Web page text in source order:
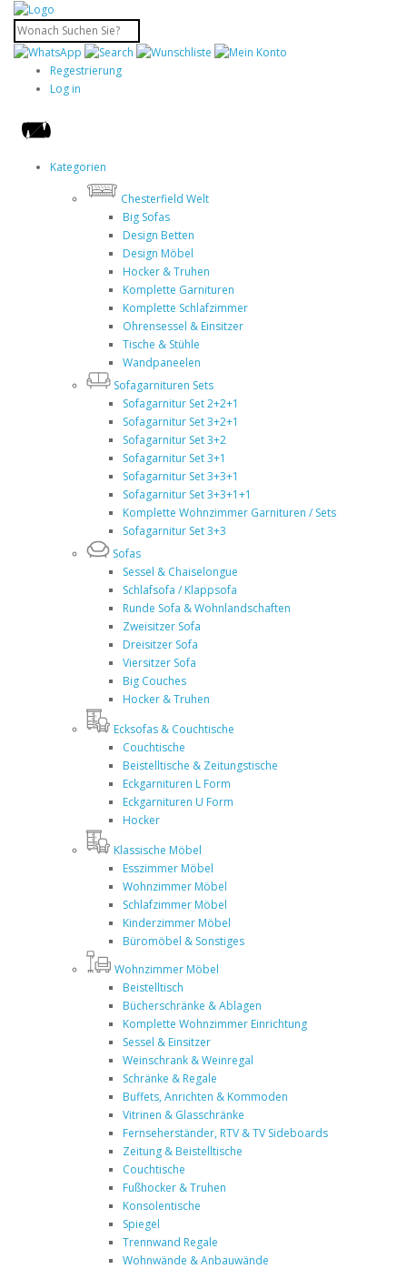
Regestrierung
Log in
Kategorien
Chesterfield Welt
Big Sofas
Design Betten
Design Möbel
Hocker & Truhen
Komplette Garnituren
Komplette Schlafzimmer
Ohrensessel & Einsitzer
Tische & Stühle
Wandpaneelen
Sofagarnituren Sets
Sofagarnitur Set 2+2+1
Sofagarnitur Set 3+2+1
Sofagarnitur Set 3+2
Sofagarnitur Set 3+1
Sofagarnitur Set 3+3+1
Sofagarnitur Set 3+3+1+1
Komplette Wohnzimmer Garnituren / Sets
Sofagarnitur Set 3+3
Sofas
Sessel & Chaiselongue
Schlafsofa / Klappsofa
Runde Sofa & Wohnlandschaften
Zweisitzer Sofa
Dreisitzer Sofa
Viersitzer Sofa
Big Couches
Hocker & Truhen
Ecksofas & Couchtische
Couchtische
Beistelltische & Zeitungstische
Eckgarnituren L Form
Eckgarnituren U Form
Hocker
Klassische Möbel
Esszimmer Möbel
Wohnzimmer Möbel
Schlafzimmer Möbel
Kinderzimmer Möbel
Büromöbel & Sonstiges
Wohnzimmer Möbel
Beistelltisch
Bücherschränke & Ablagen
Komplette Wohnzimmer Einrichtung
Sessel & Einsitzer
Weinschrank & Weinregal
Schränke & Regale
Buffets, Anrichten & Kommoden
Vitrinen & Glasschränke
Fernseherständer, RTV & TV Sideboards
Zeitung & Beistelltische
Couchtische
Fußhocker & Truhen
Konsolentische
Spiegel
Trennwand Regale
Wohnwände & Anbauwände